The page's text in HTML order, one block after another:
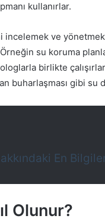
kullanırlar.
incelemek ve
Örneğin su koruma
birlikte
buharlaşması gibi su
En
Olunur?